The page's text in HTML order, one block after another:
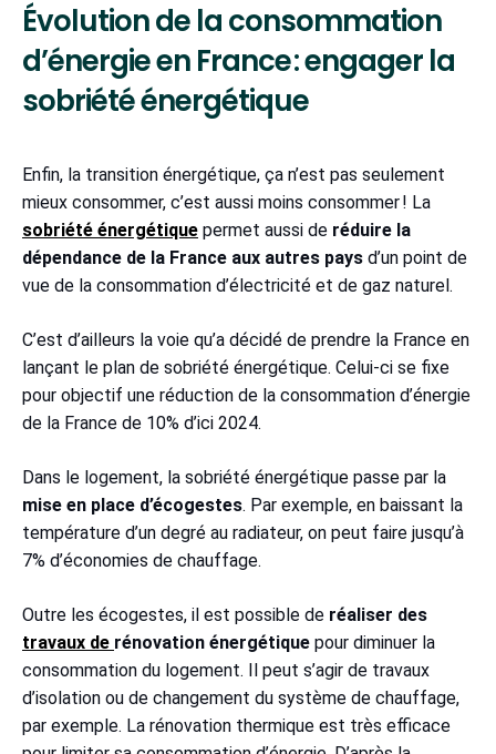
Évolution de la consommation
d’énergie en France : engager la
sobriété énergétique
Enfin, la transition énergétique, ça n’est pas seulement
mieux consommer, c’est aussi moins consommer ! La
sobriété énergétique permet aussi de réduire la
dépendance de la France aux autres pays d’un point de
vue de la consommation d’électricité et de gaz naturel.
C’est d’ailleurs la voie qu’a décidé de prendre la France en
lançant le plan de sobriété énergétique. Celui-ci se fixe
pour objectif une réduction de la consommation d’énergie
de la France de 10% d’ici 2024.
Dans le logement, la sobriété énergétique passe par la
mise en place d’écogestes. Par exemple, en baissant la
température d’un degré au radiateur, on peut faire jusqu’à
7% d’économies de chauffage.
Outre les écogestes, il est possible de réaliser des
travaux de rénovation énergétique pour diminuer la
consommation du logement. Il peut s’agir de travaux
d’isolation ou de changement du système de chauffage,
par exemple. La rénovation thermique est très efficace